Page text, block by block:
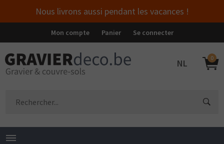
Nous livrons aussi pendant les vacances !
Mon compte Panier Se connecter
NL 0